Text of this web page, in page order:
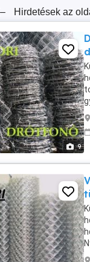
– Hirdetések az
9